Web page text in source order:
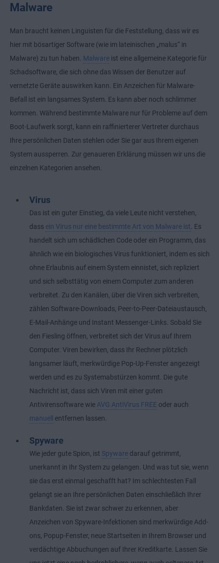
Malware
Man braucht keinen Linguisten für die Feststellung, dass wir es
hier mit bösartiger Software (wie im lateinischen „malus“ in
Malware) zu tun haben. Malware ist eine allgemeine Kategorie für
Schadsoftware, die sich ohne das Wissen der Benutzer auf
vernetzte Geräte auswirken kann. Ein Anzeichen für Malware-
Befall ist ein langsames System. Es kann aber noch schlimmer
kommen. Während bestimmte Malware nur für Probleme auf dem
Boot-Laufwerk sorgt, kann ein raffinierterer Vertreter durchaus
Ihre persönlichen Daten stehlen oder Sie gar aus Ihrem eigenen
System aussperren. Zur genaueren Erklärung müssen wir uns die
einzelnen Kategorien ansehen.
Virus
Das ist ein guter Einstieg, da viele Leute nicht verstehen,
dass ein Virus nur eine bestimmte Art von Malware ist . Es
handelt sich um schädlichen Code oder ein Programm, das
ähnlich wie ein biologisches Virus funktioniert, indem es sich
ohne Erlaubnis auf einem System einnistet, sich repliziert
und sich selbsttätig von einem Computer zum anderen
verbreitet. Zu den Kanälen, über die Viren sich verbreiten,
zählen Software-Downloads, Peer-to-Peer-Dateiaustausch,
E-Mail-Anhänge und Instant Messenger-Links. Sobald Sie
den Fiesling öffnen, verbreitet sich der Virus auf Ihrem
Computer. Viren bewirken, dass Ihr Rechner plötzlich
langsamer läuft, merkwürdige Pop-Up-Fenster angezeigt
werden und es zu Systemabstürzen kommt. Die gute
Nachricht ist, dass sich Viren mit einer guten
Antivirensoftware wie AVG AntiVirus FREE oder auch
manuell
entfernen lassen.
Spyware
Wie jeder gute Spion, ist Spyware darauf getrimmt,
unerkannt in Ihr System zu gelangen. Und was tut sie, wenn
sie das erst einmal geschafft hat? Im schlechtesten Fall
gelangt sie an Ihre persönlichen Daten einschließlich Ihrer
Bankdaten. Sie ist zwar schwer zu erkennen, aber
Anzeichen von Spyware-Infektionen sind merkwürdige Add-
ons, Popup-Fenster, neue Startseiten in Ihrem Browser und
verdächtige Abbuchungen auf Ihrer Kreditkarte. Lassen Sie